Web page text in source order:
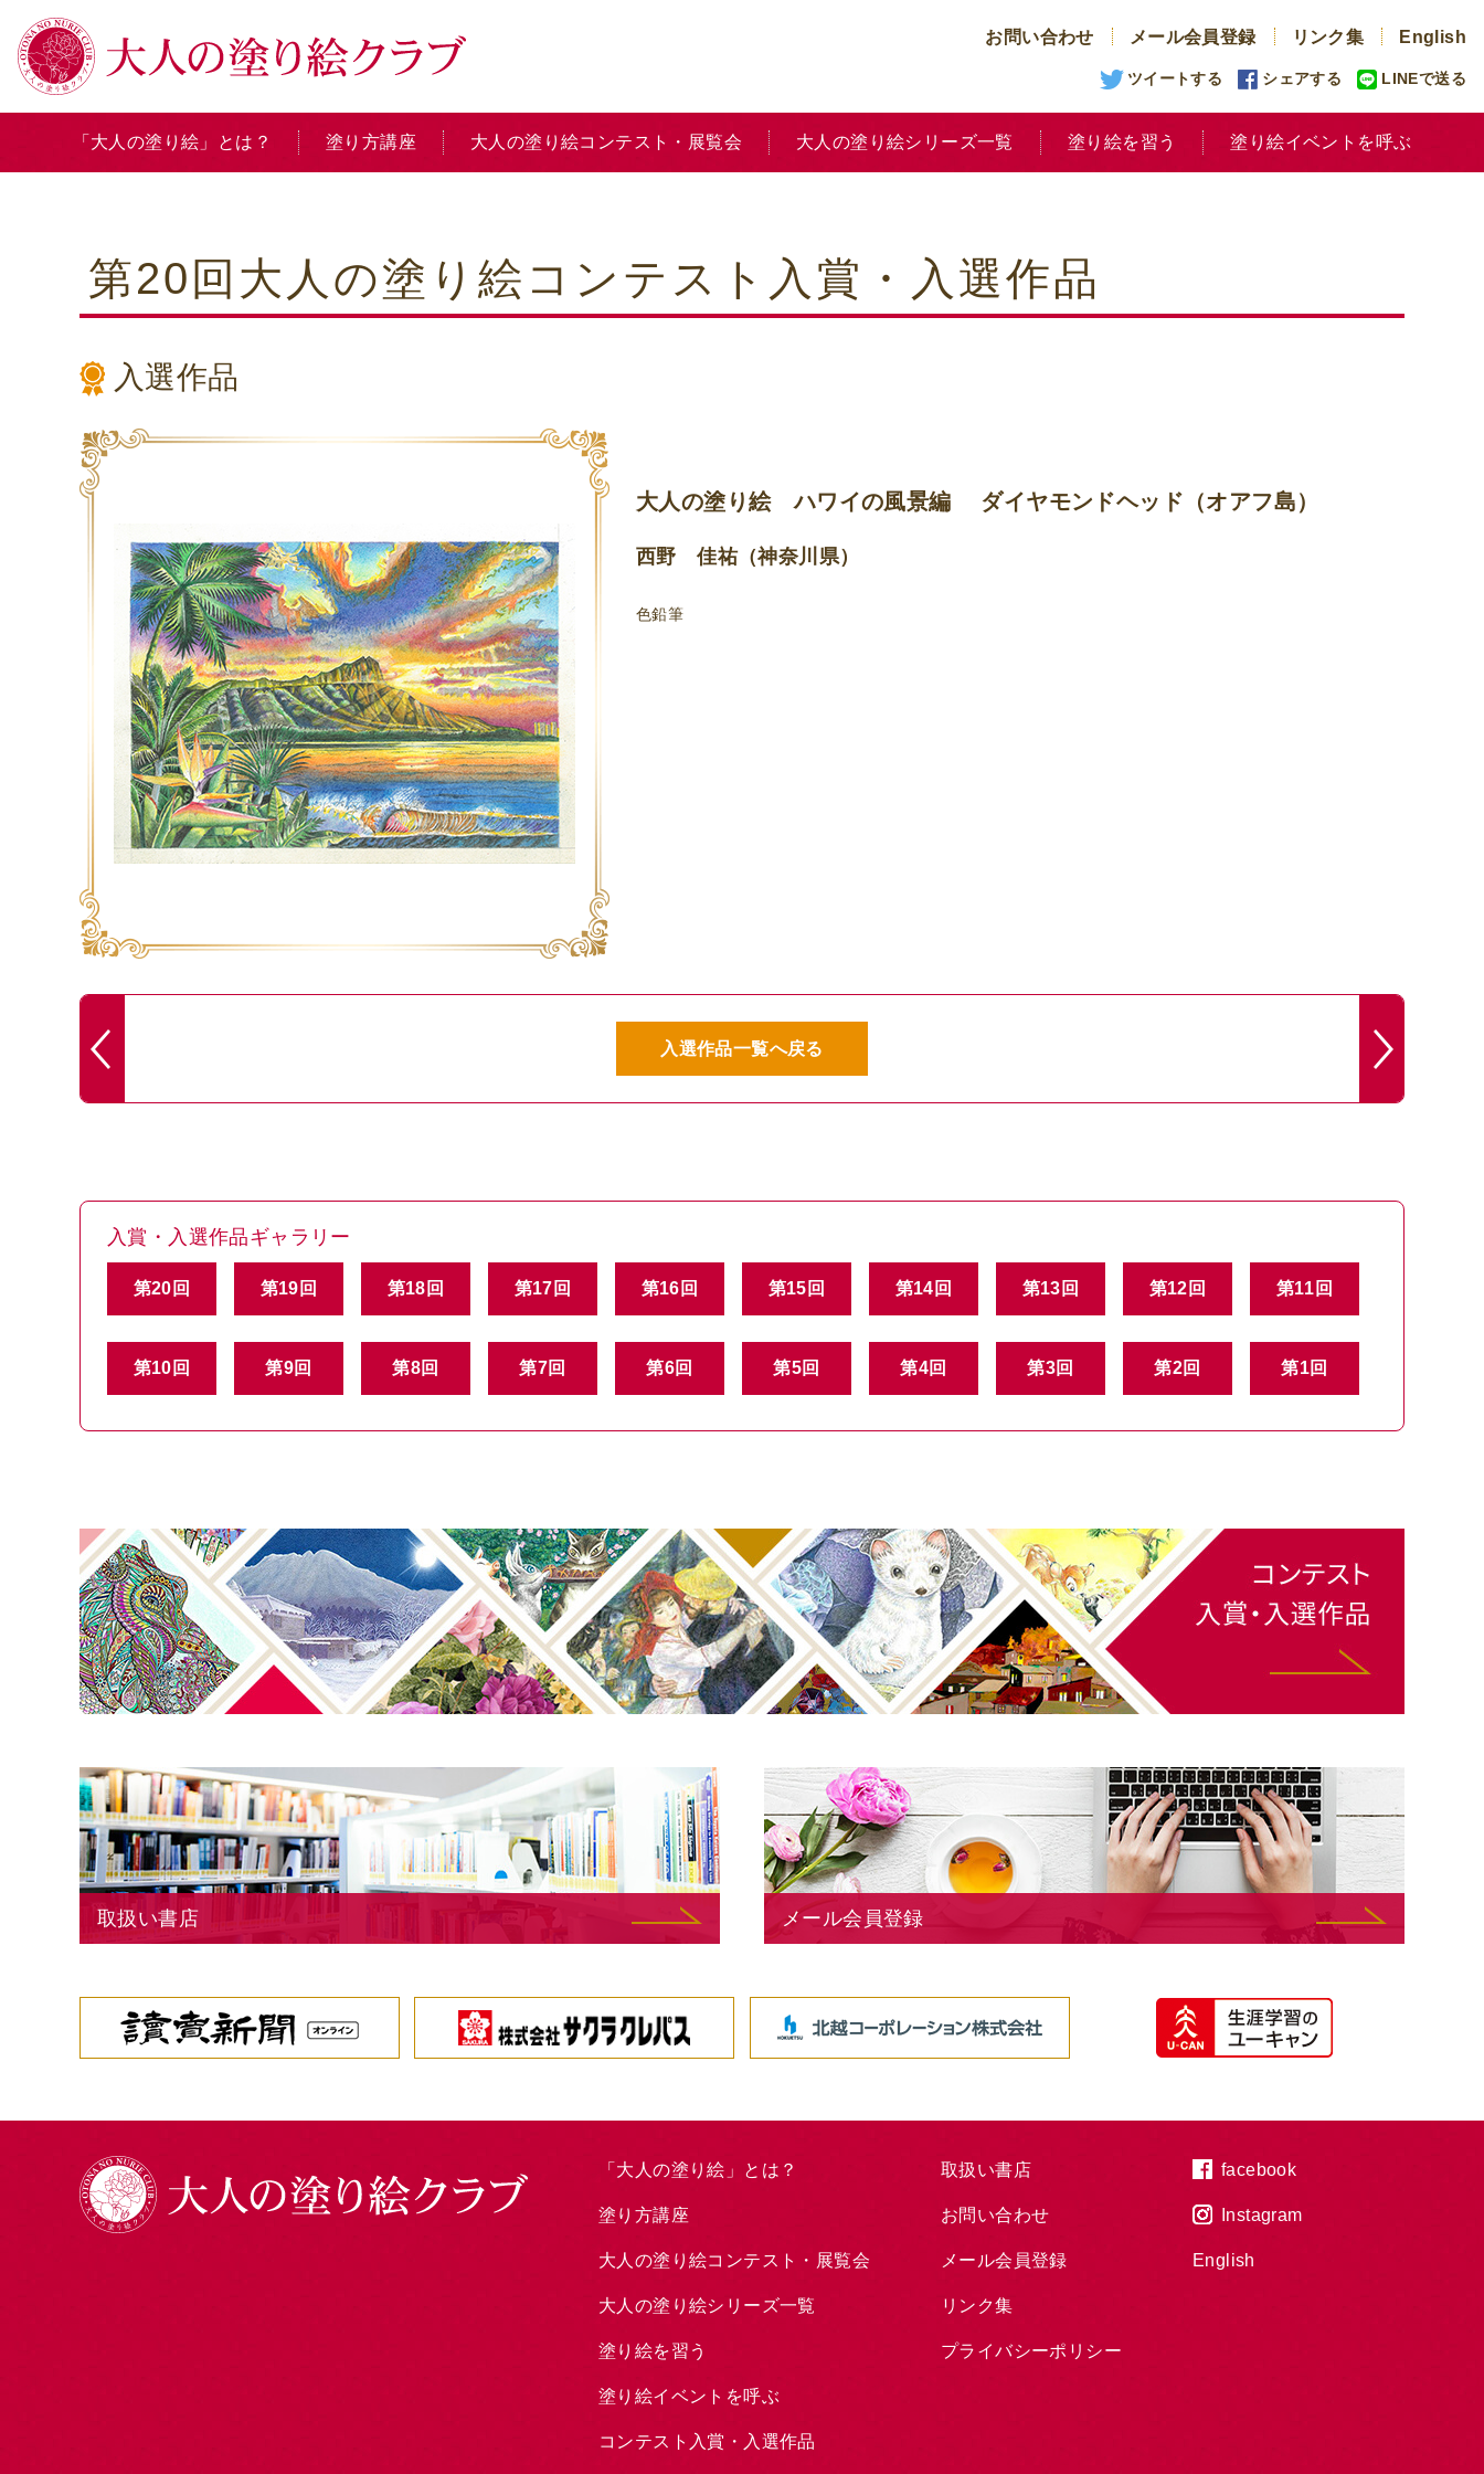
お問い合わせ メール会員登録 リンク集 English
ツイートする シェアする LINEで送る
「大人の塗り絵」とは？ 塗り方講座 大人の塗り絵コンテスト・展覧会 大人の塗り絵シリーズ一覧 塗り絵を習う 塗り絵イベントを呼ぶ
第20回大人の塗り絵コンテスト入賞・入選作品
入選作品
大人の塗り絵 ハワイの風景編 ダイヤモンドヘッド（オアフ島）
西野 佳祐（神奈川県）
色鉛筆
入選作品一覧へ戻る
入賞・入選作品ギャラリー
第20回 第19回 第18回 第17回 第16回 第15回 第14回 第13回 第12回 第11回
第10回 第9回 第8回 第7回 第6回 第5回 第4回 第3回 第2回 第1回
取扱い書店 メール会員登録
「大人の塗り絵」とは？
塗り方講座
大人の塗り絵コンテスト・展覧会
大人の塗り絵シリーズ一覧
塗り絵を習う
塗り絵イベントを呼ぶ
コンテスト入賞・入選作品
取扱い書店
お問い合わせ
メール会員登録
リンク集
プライバシーポリシー
facebook
Instagram
English